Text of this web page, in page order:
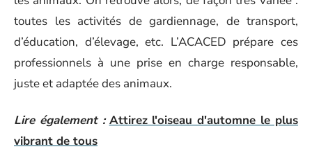
toutes les activités de gardiennage, de transport,
d’éducation, d’élevage, etc. L’ACACED prépare ces
professionnels à une prise en charge responsable,
juste et adaptée des animaux.
Lire également : Attirez l'oiseau d'automne le plus
vibrant de tous